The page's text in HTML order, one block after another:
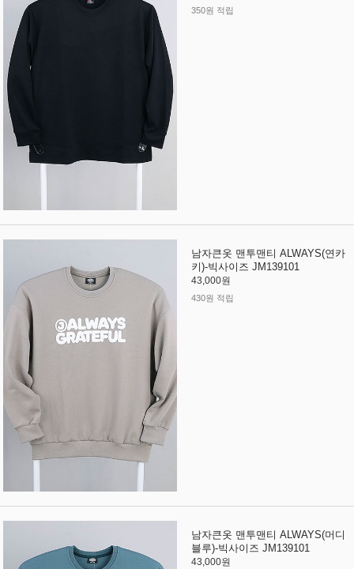
350원 적립
남자큰옷 맨투맨티 ALWAYS(연카
키)-빅사이즈 JM139101
43,000원
430원 적립
남자큰옷 맨투맨티 ALWAYS(머디
블루)-빅사이즈 JM139101
43,000원